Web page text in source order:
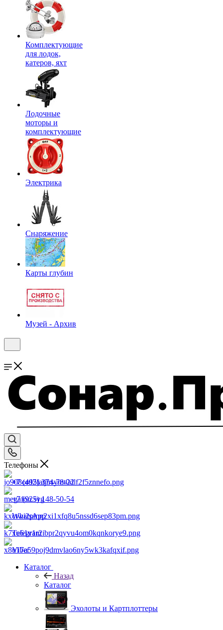
Комплектующие
для лодок,
катеров, яхт
Лодочные
моторы и
комплектующие
Электрика
Снаряжение
Карты глубин
Музей - Архив
Телефоны
+7 (495) 374-78-22
+7 (925) 148-50-54
WhatsApp
Telegram
Viber
Каталог
Назад
Каталог
Эхолоты и Картплоттеры